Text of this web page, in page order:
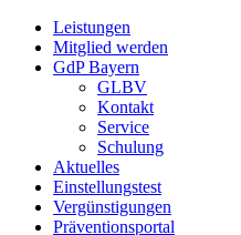
Leistungen
Mitglied werden
GdP Bayern
GLBV
Kontakt
Service
Schulung
Aktuelles
Einstellungstest
Vergünstigungen
Präventionsportal